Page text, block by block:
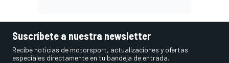
Suscríbete a nuestra newsletter
Recibe noticias de motorsport, actualizaciones y ofertas
especiales directamente en tu bandeja de entrada.